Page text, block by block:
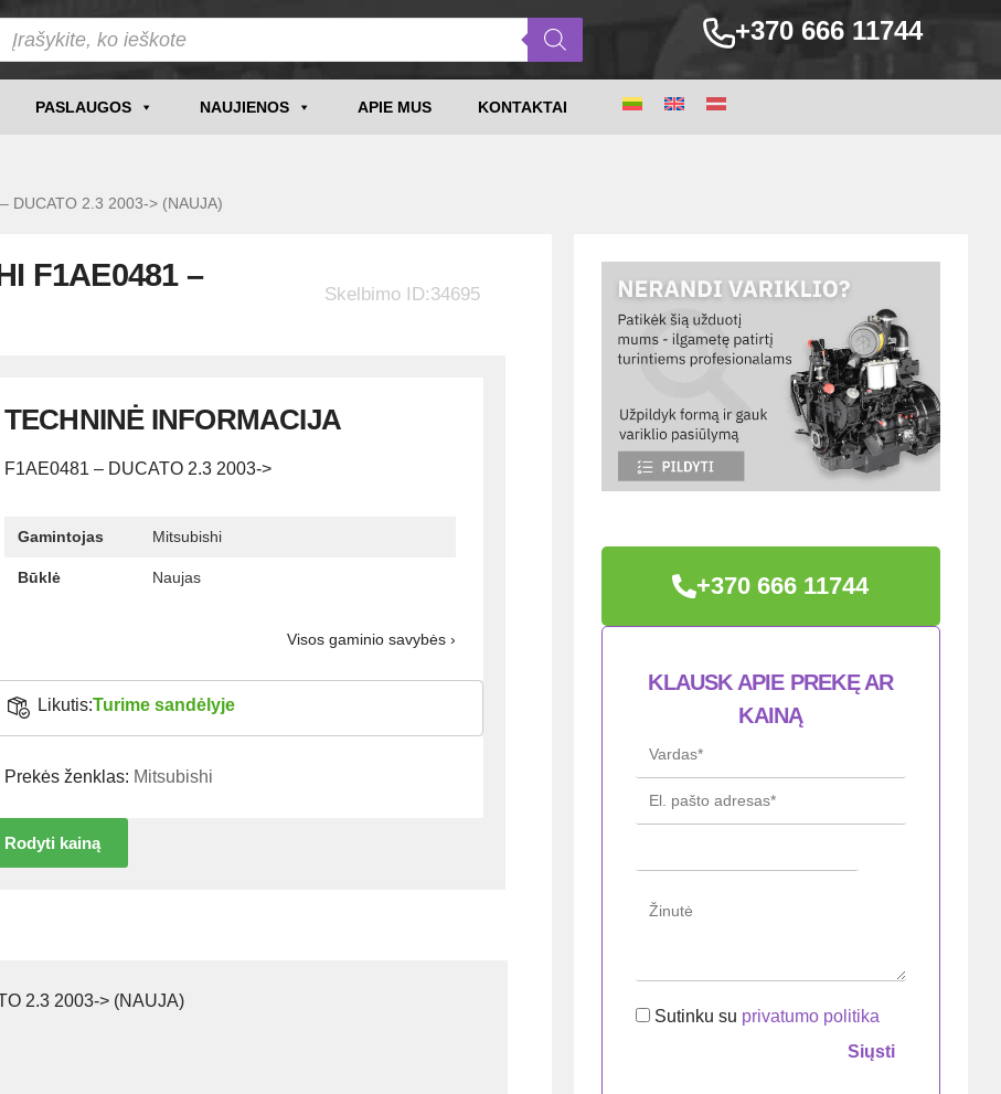
+370 666 11744
PASLAUGOS NAUJIENOS APIE MUS KONTAKTAI
2.3 2003-> (NAUJA)
F1AE0481 –
Skelbimo ID:34695
TECHNINĖ INFORMACIJA
F1AE0481 – DUCATO 2.3 2003->
Gamintojas Mitsubishi
Būklė Naujas
Visos gaminio savybės ›
Likutis:Turime sandėlyje
Prekės ženklas: Mitsubishi
Rodyti kainą
2.3 2003-> (NAUJA)
+370 666 11744
KLAUSK APIE PREKĘ AR
KAINĄ
Sutinku su privatumo politika